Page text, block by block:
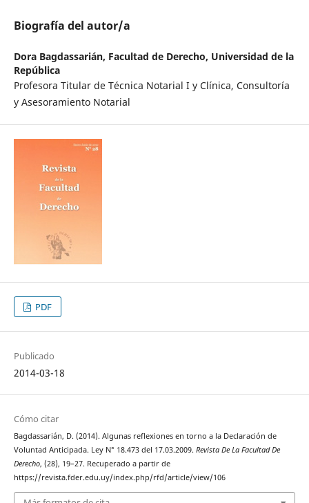
Biografía del autor/a
Dora Bagdassarián, Facultad de Derecho, Universidad de la
República
Profesora Titular de Técnica Notarial I y Clínica, Consultoría
y Asesoramiento Notarial
PDF
Publicado
2014-03-18
Cómo citar
Bagdassarián, D. (2014). Algunas reflexiones en torno a la Declaración de
Voluntad Anticipada. Ley N° 18.473 del 17.03.2009. Revista De La Facultad De
Derecho, (28), 19–27. Recuperado a partir de
https://revista.fder.edu.uy/index.php/rfd/article/view/106